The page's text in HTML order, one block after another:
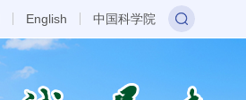
English 中国科学院